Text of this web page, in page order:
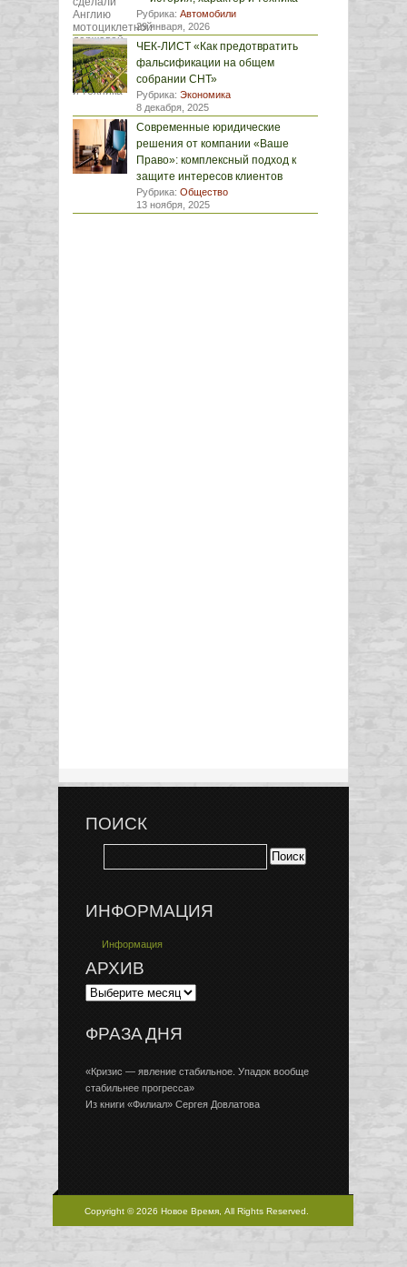
Рубрика: Автомобили
29 января, 2026
ЧЕК-ЛИСТ «Как предотвратить
фальсификации на общем
собрании СНТ»
Рубрика: Экономика
8 декабря, 2025
Современные юридические
решения от компании «Ваше
Право»: комплексный подход к
защите интересов клиентов
Рубрика: Общество
13 ноября, 2025
ПОИСК
ИНФОРМАЦИЯ
Информация
АРХИВ
ФРАЗА ДНЯ
«Кризис — явление стабильное. Упадок вообще
стабильнее прогресса»
Из книги «Филиал» Сергея Довлатова
Copyright © 2026 Новое Время, All Rights Reserved.